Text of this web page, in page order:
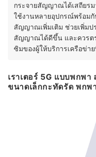
กระจายสัญญาณได้เสถียร
ใช้งานหลายอุปกรณ์พร้อมกั
สัญญาณเพิ่มเติม ช่วยเพิ่ม
สัญญาณได้ดีขึ้น และควรต
ซิมของผู้ให้บริการเครือข่า
เราเตอร์ 5G แบบพกพา
ขนาดเล็กกะทัดรัด พกพ